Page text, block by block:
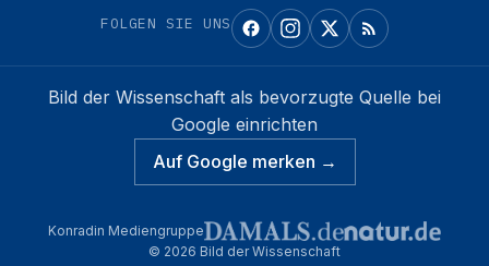
FOLGEN SIE UNS
Bild der Wissenschaft als bevorzugte Quelle bei
Google einrichten
Auf Google merken →
Konradin Mediengruppe
© 2026 Bild der Wissenschaft